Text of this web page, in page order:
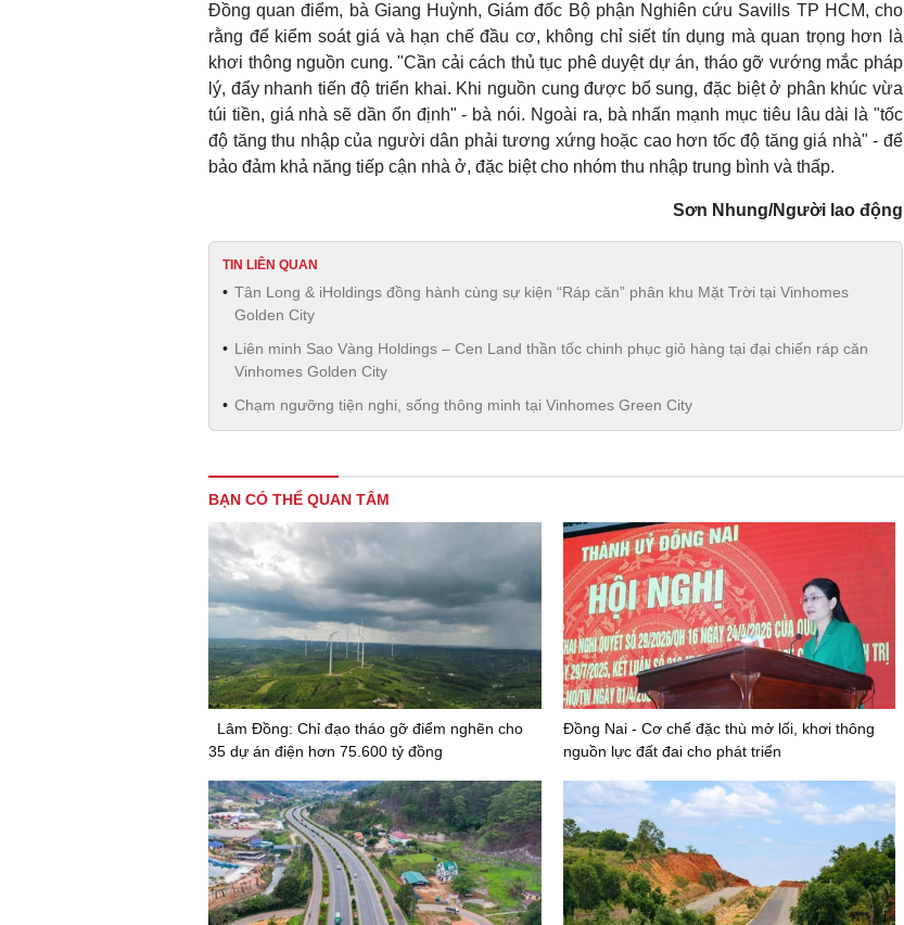
Đồng quan điểm, bà Giang Huỳnh, Giám đốc Bộ phận Nghiên cứu Savills TP HCM, cho
rằng để kiểm soát giá và hạn chế đầu cơ, không chỉ siết tín dụng mà quan trọng hơn là
khơi thông nguồn cung. "Cần cải cách thủ tục phê duyệt dự án, tháo gỡ vướng mắc pháp
lý, đẩy nhanh tiến độ triển khai. Khi nguồn cung được bổ sung, đặc biệt ở phân khúc vừa
túi tiền, giá nhà sẽ dần ổn định" - bà nói. Ngoài ra, bà nhấn mạnh mục tiêu lâu dài là "tốc
độ tăng thu nhập của người dân phải tương xứng hoặc cao hơn tốc độ tăng giá nhà" - để
bảo đảm khả năng tiếp cận nhà ở, đặc biệt cho nhóm thu nhập trung bình và thấp.
Sơn Nhung/Người lao động
TIN LIÊN QUAN
Tân Long & iHoldings đồng hành cùng sự kiện “Ráp căn” phân khu Mặt Trời tại Vinhomes
Golden City
Liên minh Sao Vàng Holdings – Cen Land thần tốc chinh phục giỏ hàng tại đại chiến ráp căn
Vinhomes Golden City
Chạm ngưỡng tiện nghi, sống thông minh tại Vinhomes Green City
BẠN CÓ THỂ QUAN TÂM
Lâm Đồng: Chỉ đạo tháo gỡ điểm nghẽn cho
35 dự án điện hơn 75.600 tỷ đồng
Đồng Nai - Cơ chế đặc thù mở lối, khơi thông
nguồn lực đất đai cho phát triển